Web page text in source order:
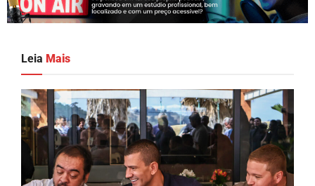
Leia Mais